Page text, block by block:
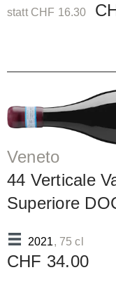
statt CHF 16.30
Veneto
44 Verticale
Superiore
2021, 75 cl
CHF 34.00